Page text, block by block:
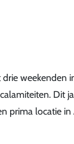
Dit
prima locatie